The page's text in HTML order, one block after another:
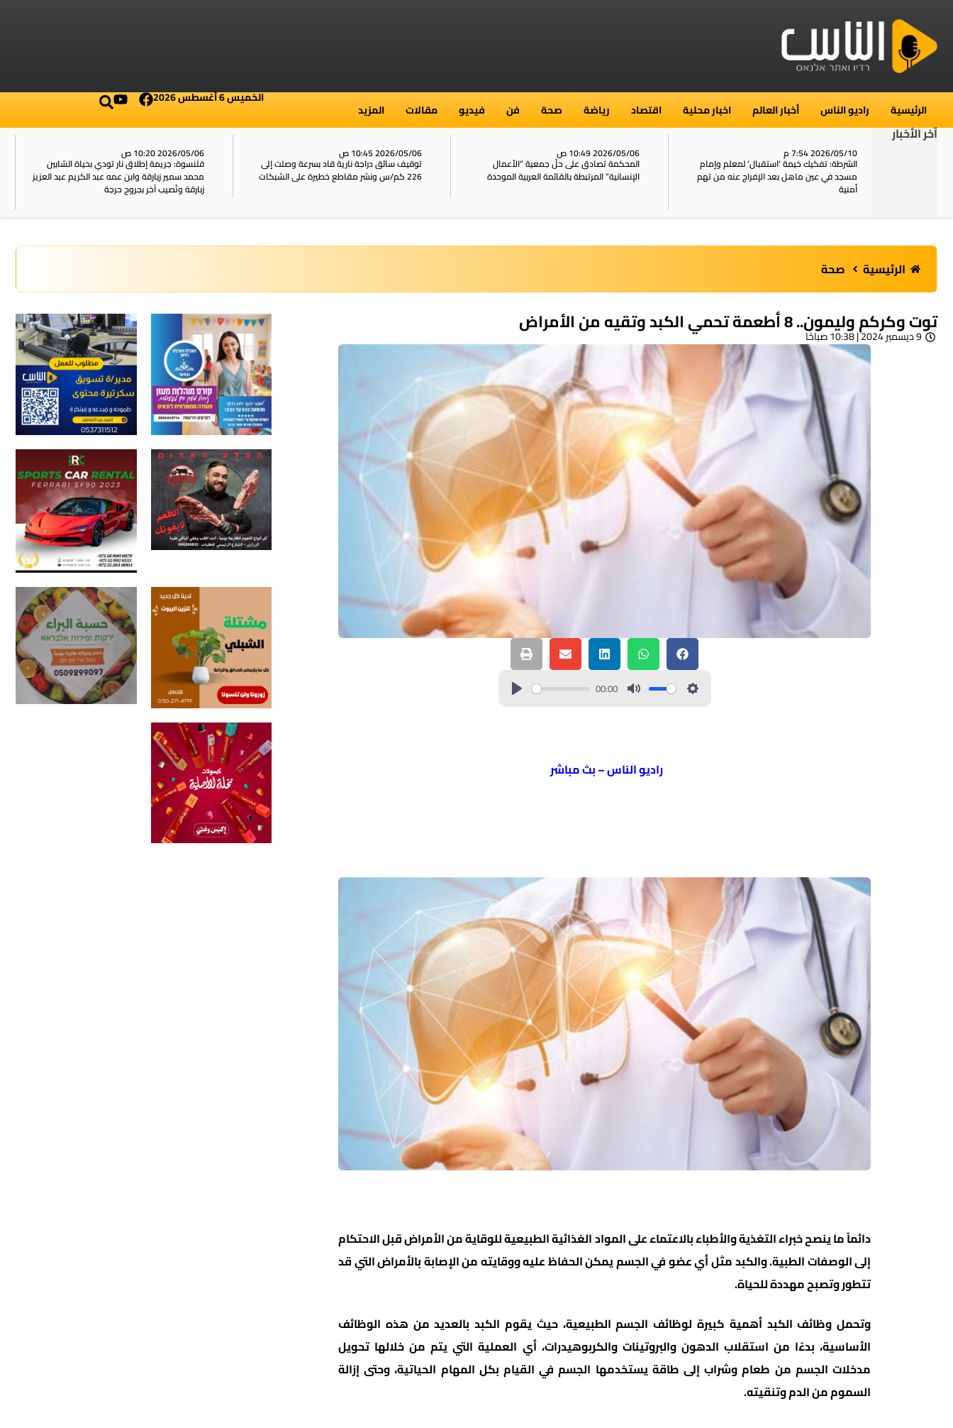
الرئيسية راديو الناس أخبار العالم اخبار محلية اقتصاد رياضة صحة فن فيديو مقالات المزيد
الخميس 6 أغسطس 2026
آخر الأخبار
2026/05/10 7:54 م
الشرطة: تفكيك خيمة ‘استقبال‘ لمعلم وإمام
مسجد في عين ماهل بعد الإفراج عنه من تهم
أمنية
2026/05/06 10:49 ص
المحكمة تصادق على حلّ جمعية “الأعمال
الإنسانية” المرتبطة بالقائمة العربية الموحدة
2026/05/06 10:45 ص
توقيف سائق دراجة نارية قاد بسرعة وصلت إلى
226 كم/س ونشر مقاطع خطيرة على الشبكات
2026/05/06 10:20 ص
قلنسوة: جريمة إطلاق نار تودي بحياة الشابين
محمد سمير زبارقة وابن عمه عبد الكريم عبد العزيز
زبارقة وتُصيب آخر بجروح حرجة
الرئيسية صحة
توت وكركم وليمون.. 8 أطعمة تحمي الكبد وتقيه من الأمراض
9 ديسمبر 2024 | 10:38 صباحًا
00:00
راديو الناس – بث مباشر
دائماً ما ينصح خبراء التغذية والأطباء بالاعتماء على المواد الغذائية الطبيعية للوقاية من الأمراض قبل الاحتكام
إلى الوصفات الطبية. والكبد مثل أي عضو في الجسم يمكن الحفاظ عليه ووقايته من الإصابة بالأمراض التي قد
تتطور وتصبح مهددة للحياة.
وتحمل وظائف الكبد أهمية كبيرة لوظائف الجسم الطبيعية، حيث يقوم الكبد بالعديد من هذه الوظائف
الأساسية، بدءًا من استقلاب الدهون والبروتينات والكربوهيدرات، أي العملية التي يتم من خلالها تحويل
مدخلات الجسم من طعام وشراب إلى طاقة يستخدمها الجسم في القيام بكل المهام الحياتية، وحتى إزالة
السموم من الدم وتنقيته.